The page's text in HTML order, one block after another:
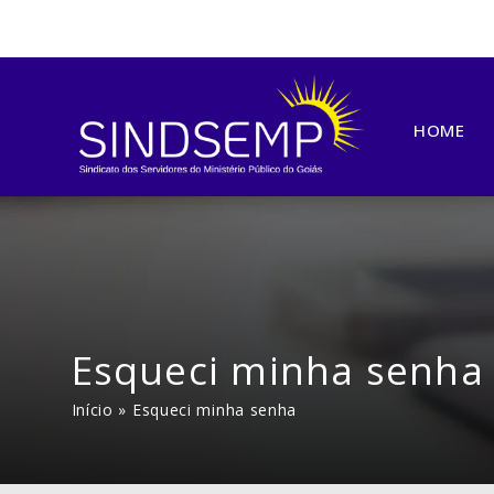
HOME
Esqueci minha senha
Início » Esqueci minha senha